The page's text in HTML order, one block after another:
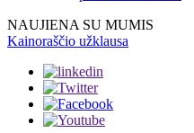
NAUJIENA SU MUMIS
Kainoraščio užklausa